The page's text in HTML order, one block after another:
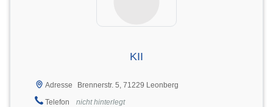
KII
Adresse
Brennerstr. 5, 71229 Leonberg
Telefon
nicht hinterlegt